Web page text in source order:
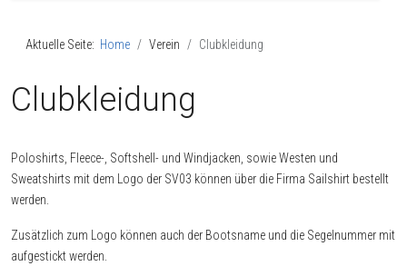
Aktuelle Seite: Home Verein Clubkleidung
Clubkleidung
Poloshirts, Fleece-, Softshell- und Windjacken, sowie Westen und
Sweatshirts mit dem Logo der SV03 können über die Firma Sailshirt bestellt
werden.
Zusätzlich zum Logo können auch der Bootsname und die Segelnummer mit
aufgestickt werden.